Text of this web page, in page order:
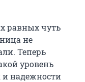
равных чуть
не
Теперь
уровень
и надежности